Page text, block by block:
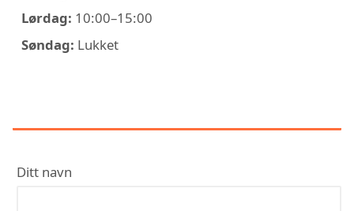
Lørdag: 10:00–15:00
Søndag: Lukket
Ditt navn